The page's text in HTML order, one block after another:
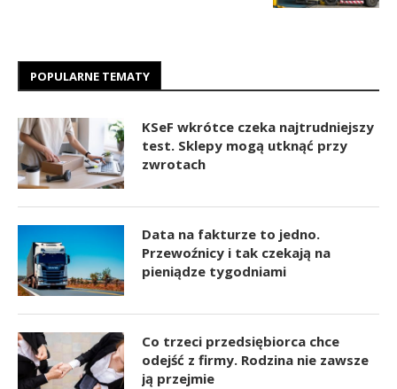
POPULARNE TEMATY
KSeF wkrótce czeka najtrudniejszy
test. Sklepy mogą utknąć przy
zwrotach
Data na fakturze to jedno.
Przewoźnicy i tak czekają na
pieniądze tygodniami
Co trzeci przedsiębiorca chce
odejść z firmy. Rodzina nie zawsze
ją przejmie